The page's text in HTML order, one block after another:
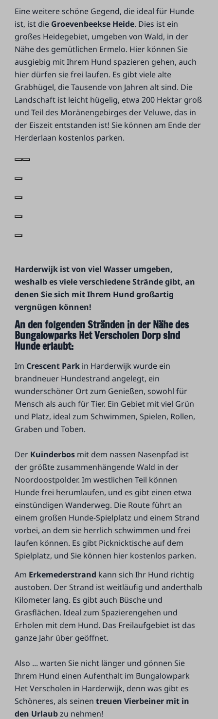
Eine weitere schöne Gegend, die ideal für Hunde
ist, ist die Groevenbeekse Heide. Dies ist ein
großes Heidegebiet, umgeben von Wald, in der
Nähe des gemütlichen Ermelo. Hier können Sie
ausgiebig mit Ihrem Hund spazieren gehen, auch
hier dürfen sie frei laufen. Es gibt viele alte
Grabhügel, die Tausende von Jahren alt sind. Die
Landschaft ist leicht hügelig, etwa 200 Hektar groß
und Teil des Moränengebirges der Veluwe, das in
der Eiszeit entstanden ist! Sie können am Ende der
Herderlaan kostenlos parken.
Harderwijk ist von viel Wasser umgeben,
weshalb es viele verschiedene Strände gibt, an
denen Sie sich mit Ihrem Hund großartig
vergnügen können!
An den folgenden Stränden in der Nähe des
Bungalowparks Het Verscholen Dorp sind
Hunde erlaubt:
Im Crescent Park in Harderwijk wurde ein
brandneuer Hundestrand angelegt, ein
wunderschöner Ort zum Genießen, sowohl für
Mensch als auch für Tier. Ein Gebiet mit viel Grün
und Platz, ideal zum Schwimmen, Spielen, Rollen,
Graben und Toben.
Der Kuinderbos mit dem nassen Nasenpfad ist
der größte zusammenhängende Wald in der
Noordoostpolder. Im westlichen Teil können
Hunde frei herumlaufen, und es gibt einen etwa
einstündigen Wanderweg. Die Route führt an
einem großen Hunde-Spielplatz und einem Strand
vorbei, an dem sie herrlich schwimmen und frei
laufen können. Es gibt Picknicktische auf dem
Spielplatz, und Sie können hier kostenlos parken.
Am Erkemederstrand kann sich Ihr Hund richtig
austoben. Der Strand ist weitläufig und anderthalb
Kilometer lang. Es gibt auch Büsche und
Grasflächen. Ideal zum Spazierengehen und
Erholen mit dem Hund. Das Freilaufgebiet ist das
ganze Jahr über geöffnet.
Also ... warten Sie nicht länger und gönnen Sie
Ihrem Hund einen Aufenthalt im Bungalowpark
Het Verscholen in Harderwijk, denn was gibt es
Schöneres, als seinentreuen Vierbeiner mit in
den Urlaubzu nehmen!